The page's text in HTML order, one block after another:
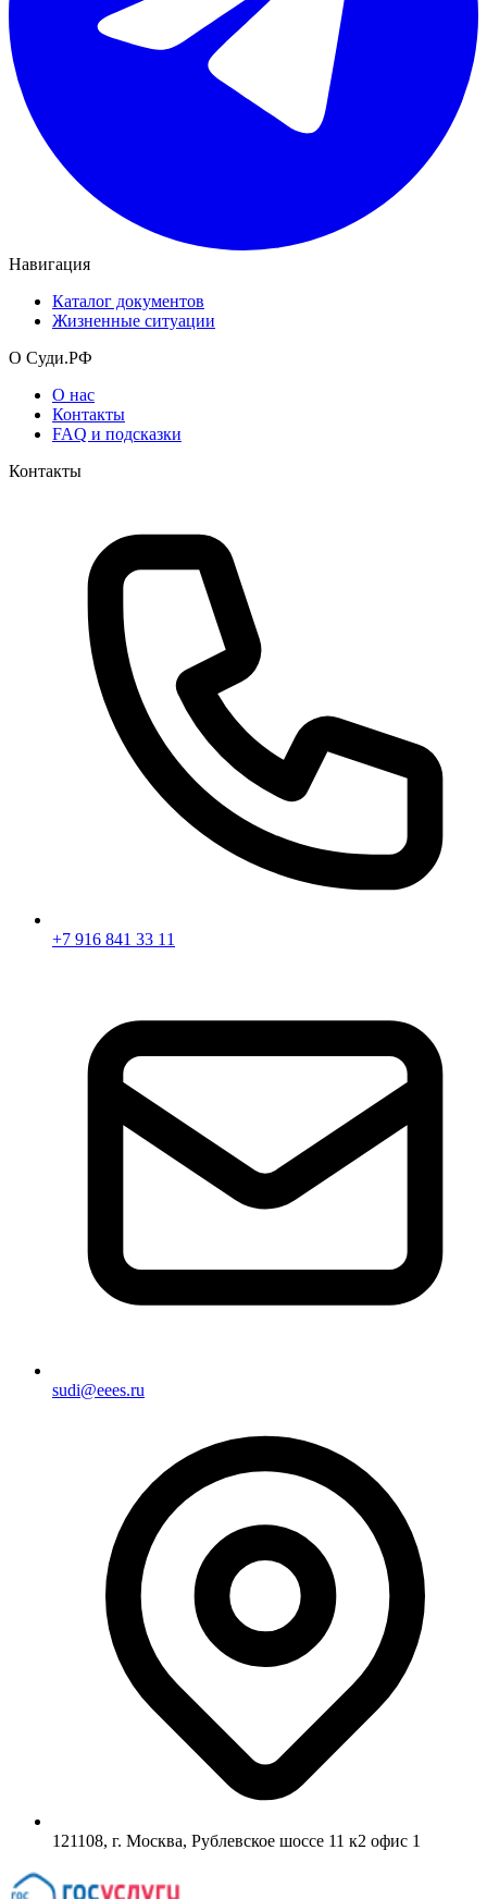
Навигация
Каталог документов
Жизненные ситуации
О Суди.РФ
О нас
Контакты
FAQ и подсказки
Контакты
+7 916 841 33 11
sudi@eees.ru
121108, г. Москва, Рублевское шоссе 11 к2 офис 1